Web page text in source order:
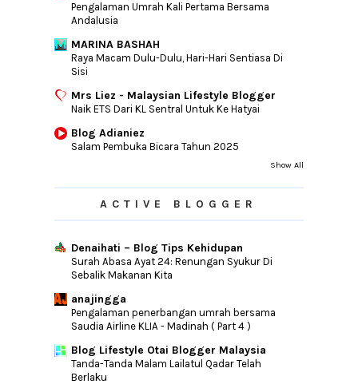
Pengalaman Umrah Kali Pertama Bersama
Andalusia
MARINA BASHAH
Raya Macam Dulu-Dulu, Hari-Hari Sentiasa Di
Sisi
Mrs Liez - Malaysian Lifestyle Blogger
Naik ETS Dari KL Sentral Untuk Ke Hatyai
Blog Adianiez
Salam Pembuka Bicara Tahun 2025
Show All
ACTIVE BLOGGER
Denaihati – Blog Tips Kehidupan
Surah Abasa Ayat 24: Renungan Syukur Di
Sebalik Makanan Kita
anajingga
Pengalaman penerbangan umrah bersama
Saudia Airline KLIA - Madinah ( Part 4 )
Blog Lifestyle Otai Blogger Malaysia
Tanda-Tanda Malam Lailatul Qadar Telah
Berlaku